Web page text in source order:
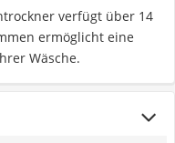
verfügt über 14
ermöglicht eine
Wäsche.